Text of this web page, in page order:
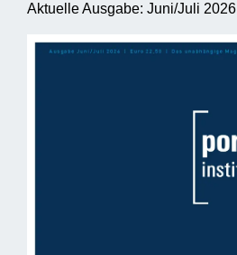
Aktuelle Ausgabe: Juni/Juli 2026